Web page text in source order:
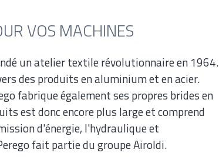
VOS MACHINES
un atelier textile révolutionnaire en 1964.
des produits en aluminium et en acier.
fabrique également ses propres brides en
est donc encore plus large et comprend
d'énergie, l'hydraulique et
fait partie du groupe Airoldi.